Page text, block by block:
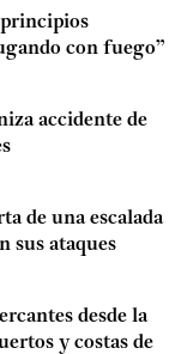
principios
con fuego”
accidente de
de una escalada
sus ataques
desde la
y costas de